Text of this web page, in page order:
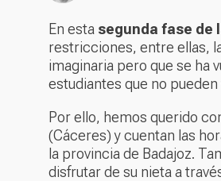
En esta segunda fase de
restricciones, entre ellas,
imaginaria pero que se ha
estudiantes que no
Por ello, hemos querido
(Cáceres) y cuentan las
la provincia de Badajoz.
disfrutar de su nieta a